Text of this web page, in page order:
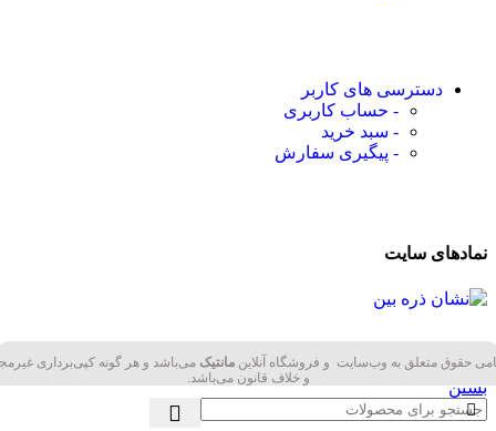
دسترسی های کاربر
- حساب کاربری
- سبد خرید
- پیگیری سفارش
نمادهای سایت
حقوق متعلق به وب‌سایت و فروشگاه‌ آنلاین مانتیک می‌باشد و هر گونه کپی‌برداری
و خلاف قانون می‌باشد.
بستن